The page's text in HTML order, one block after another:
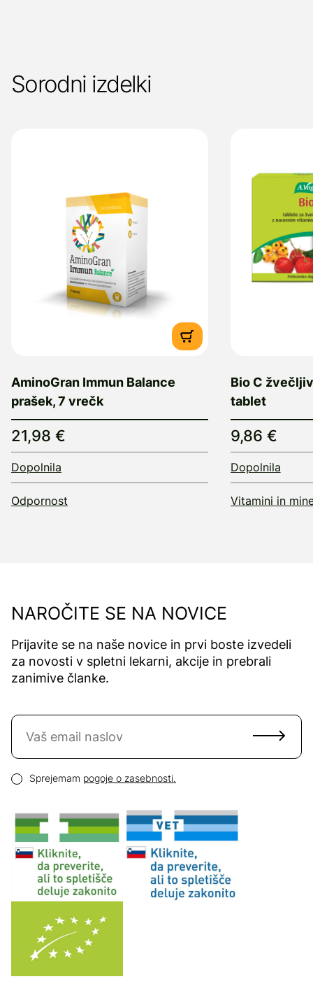
Sorodni izdelki
AminoGran Immun Balance
prašek, 7 vrečk
21,98 €
Dopolnila
Odpornost
Bio C
tablet
9,86 €
Dopolnila
Vitamini in
NAROČITE SE NA NOVICE
Prijavite se na naše novice in prvi boste izvedeli
za novosti v spletni lekarni, akcije in prebrali
zanimive članke.
Naročite se na novice
Pogoji zasebnosti
Sprejemam pogoje o zasebnosti.